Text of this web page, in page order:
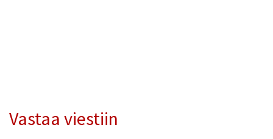
Vastaa viestiin